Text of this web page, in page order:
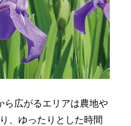
ら広がるエリアは農地や
、ゆったりとした時間